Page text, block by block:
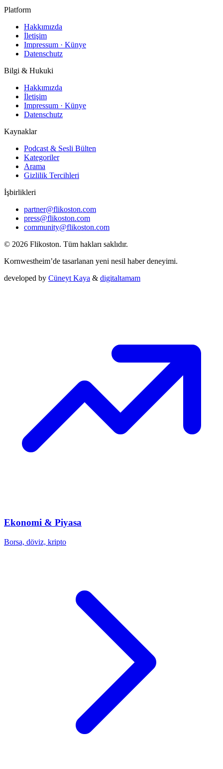
Platform
Hakkımızda
İletişim
Impressum · Künye
Datenschutz
Bilgi & Hukuki
Hakkımızda
İletişim
Impressum · Künye
Datenschutz
Kaynaklar
Podcast & Sesli Bülten
Kategoriler
Arama
Gizlilik Tercihleri
İşbirlikleri
partner@flikoston.com
press@flikoston.com
community@flikoston.com
© 2026 Flikoston. Tüm hakları saklıdır.
Kornwestheim’de tasarlanan yeni nesil haber deneyimi.
developed by Cüneyt Kaya & digitaltamam
Ekonomi & Piyasa
Borsa, döviz, kripto